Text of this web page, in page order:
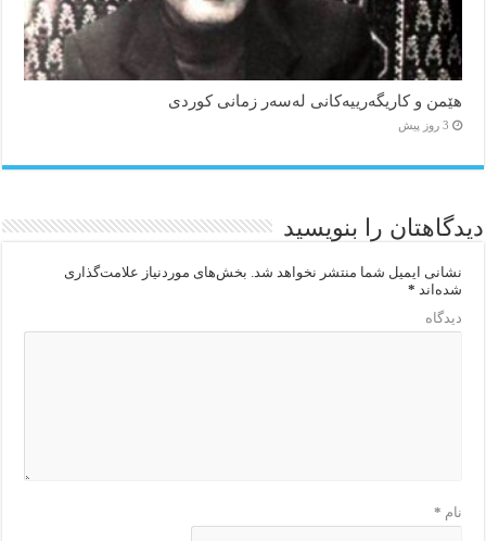
هێمن و كاریگەرییەكانی لەسەر زمانی كوردی
3 روز پیش
دیدگاهتان را بنویسید
نشانی ایمیل شما منتشر نخواهد شد. بخش‌های موردنیاز علامت‌گذاری
شده‌اند *
دیدگاه
نام *